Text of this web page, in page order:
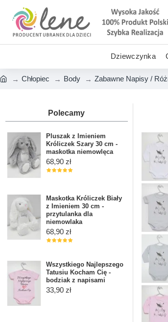
Dziewczynka
Chłopiec Body Zabawne Napisy /
Polecamy
Pluszak z Imieniem
Króliczek Szary 30 cm -
maskotka niemowlęca
68,90 zł
Maskotka Króliczek Biały
z Imieniem 30 cm -
przytulanka dla
niemowlaka
68,90 zł
Wszystkiego Najlepszego
Tatusiu Kocham Cię -
bodziak z napisami
33,90 zł